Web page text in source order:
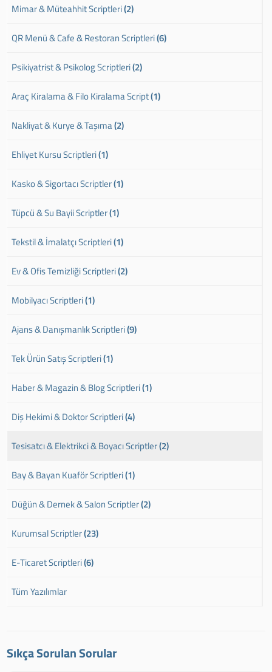
Mimar & Müteahhit Scriptleri(2)
QR Menü & Cafe & Restoran Scriptleri(6)
Psikiyatrist & Psikolog Scriptleri(2)
Araç Kiralama & Filo Kiralama Script(1)
Nakliyat & Kurye & Taşıma(2)
Ehliyet Kursu Scriptleri(1)
Kasko & Sigortacı Scriptler(1)
Tüpcü & Su Bayii Scriptler(1)
Tekstil & İmalatçı Scriptleri(1)
Ev & Ofis Temizliği Scriptleri(2)
Mobilyacı Scriptleri(1)
Ajans & Danışmanlık Scriptleri(9)
Tek Ürün Satış Scriptleri(1)
Haber & Magazin & Blog Scriptleri(1)
Diş Hekimi & Doktor Scriptleri(4)
Tesisatcı & Elektrikci & Boyacı Scriptler(2)
Bay & Bayan Kuaför Scriptleri(1)
Düğün & Dernek & Salon Scriptler(2)
Kurumsal Scriptler(23)
E-Ticaret Scriptleri(6)
Tüm Yazılımlar
Sıkça Sorulan Sorular